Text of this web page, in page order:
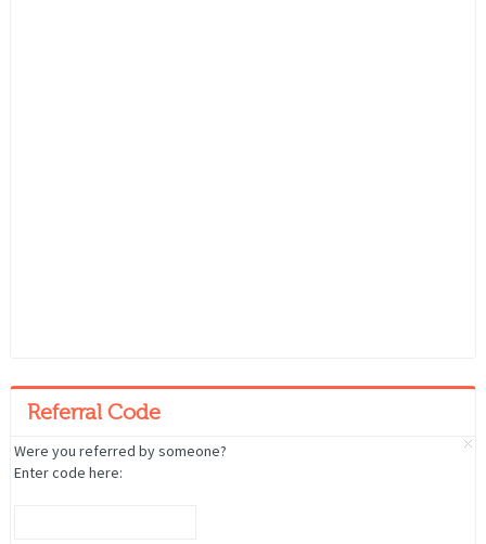
Referral Code
Were you referred by someone?
Enter code here: